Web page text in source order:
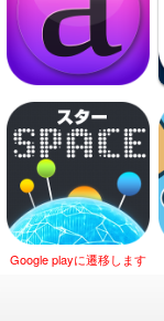
Google playに遷移します